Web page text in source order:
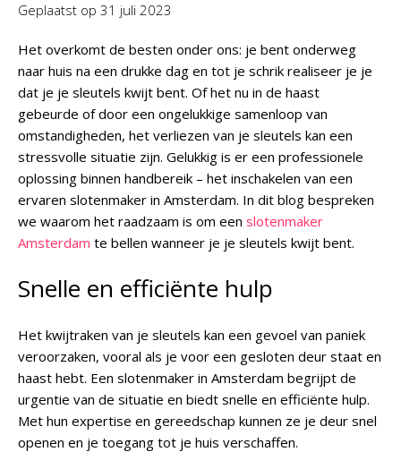
Geplaatst op 31 juli 2023
Het overkomt de besten onder ons: je bent onderweg
naar huis na een drukke dag en tot je schrik realiseer je je
dat je je sleutels kwijt bent. Of het nu in de haast
gebeurde of door een ongelukkige samenloop van
omstandigheden, het verliezen van je sleutels kan een
stressvolle situatie zijn. Gelukkig is er een professionele
oplossing binnen handbereik – het inschakelen van een
ervaren slotenmaker in Amsterdam. In dit blog bespreken
we waarom het raadzaam is om een slotenmaker
Amsterdam te bellen wanneer je je sleutels kwijt bent.
Snelle en efficiënte hulp
Het kwijtraken van je sleutels kan een gevoel van paniek
veroorzaken, vooral als je voor een gesloten deur staat en
haast hebt. Een slotenmaker in Amsterdam begrijpt de
urgentie van de situatie en biedt snelle en efficiënte hulp.
Met hun expertise en gereedschap kunnen ze je deur snel
openen en je toegang tot je huis verschaffen.